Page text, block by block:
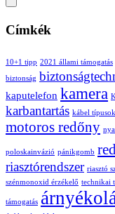
Címkék
10+1 tipp 2021 állami támogatás
biztonság
kaputelefon kamera
karbantartás kábel típusok
motoros redőny
poloskainvázió pánikgomb
riasztórendszer riasztó
szénmonoxid érzékelő technikai
támogatás